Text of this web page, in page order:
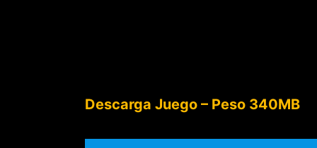
Descarga Juego – Peso 340MB